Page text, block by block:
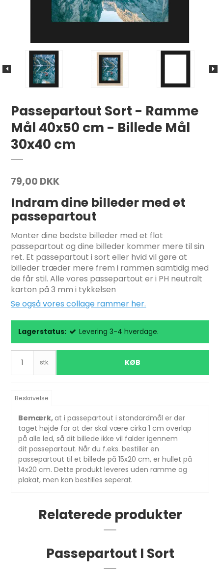
Passepartout Sort - Ramme
Mål 40x50 cm - Billede Mål
30x40 cm
79,00 DKK
Indram dine billeder med et
passepartout
Monter dine bedste billeder med et flot
passepartout og dine billeder kommer mere til sin
ret. Et passepartout i sort eller hvid vil gøre at
billeder træder mere frem i rammen samtidig med
de får stil. Alle vores passepartout er i PH neutralt
karton på 3 mm i tykkelsen
Se også vores collage rammer her.
Lagerstatus: Levering 3-4 hverdage.
stk. KØB
Beskrivelse
Bemærk,at i passepartout i standardmål er der
taget højde for at der skal være cirka 1 cm overlap
på alle led, så dit billede ikke vil falder igennem
ditpassepartout. Når du f.eks. bestiller en
passepartout til et billede på 15x20 cm, er hullet på
14x20 cm. Dette produkt leveres uden ramme og
plakat, men kan bestilles seperat.
Relaterede produkter
Passepartout I Sort